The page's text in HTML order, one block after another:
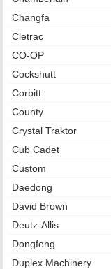
Changfa
Cletrac
CO-OP
Cockshutt
Corbitt
County
Crystal Traktor
Cub Cadet
Custom
Daedong
David Brown
Deutz-Allis
Dongfeng
Duplex Machinery